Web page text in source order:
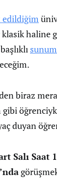
edildiğim
haline
başlıklı
biraz
duyan
Salı Saat